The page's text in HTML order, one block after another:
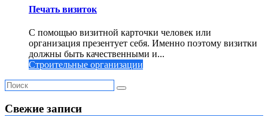
Печать визиток
С помощью визитной карточки человек или
организация презентует себя. Именно поэтому визитки
должны быть качественными и...
Строительные организации
Свежие записи